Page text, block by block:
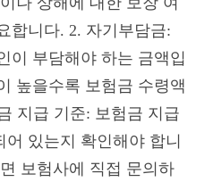
합니다. 2. 자기부담금:
이 부담해야 하는 금액입
높을수록 보험금 수령액
지급 기준: 보험금 지급
있는지 확인해야 합니
보험사에 직접 문의하